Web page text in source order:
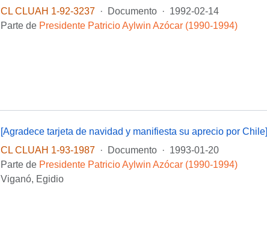
CL CLUAH 1-92-3237
· Documento · 1992-02-14
Parte de Presidente Patricio Aylwin Azócar (1990-1994)
[Agradece tarjeta de navidad y manifiesta su aprecio por Chile]
CL CLUAH 1-93-1987
· Documento · 1993-01-20
Parte de Presidente Patricio Aylwin Azócar (1990-1994)
Viganó, Egidio